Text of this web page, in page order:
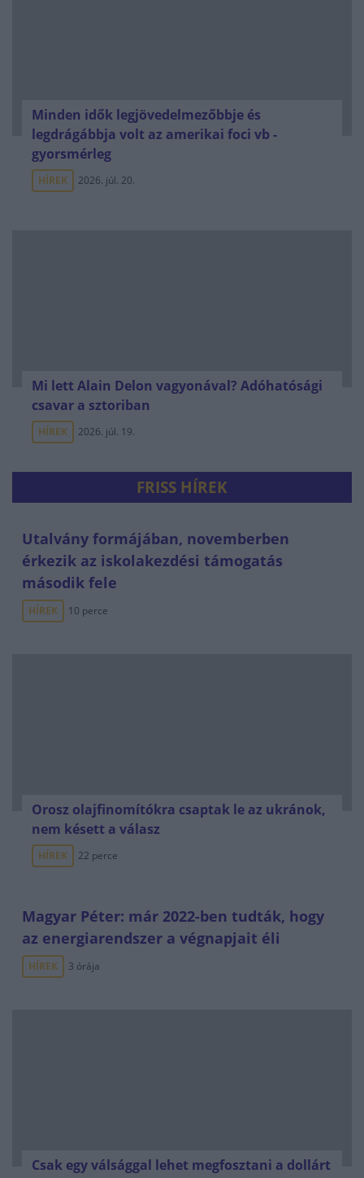
Minden idők legjövedelmezőbbje és
legdrágábbja volt az amerikai foci vb -
gyorsmérleg
HÍREK 2026. júl. 20.
Mi lett Alain Delon vagyonával? Adóhatósági
csavar a sztoriban
HÍREK 2026. júl. 19.
FRISS HÍREK
Utalvány formájában, novemberben
érkezik az iskolakezdési támogatás
második fele
HÍREK 10 perce
Orosz olajfinomítókra csaptak le az ukránok,
nem késett a válasz
HÍREK 22 perce
Magyar Péter: már 2022-ben tudták, hogy
az energiarendszer a végnapjait éli
HÍREK 3 órája
Csak egy válsággal lehet megfosztani a dollárt